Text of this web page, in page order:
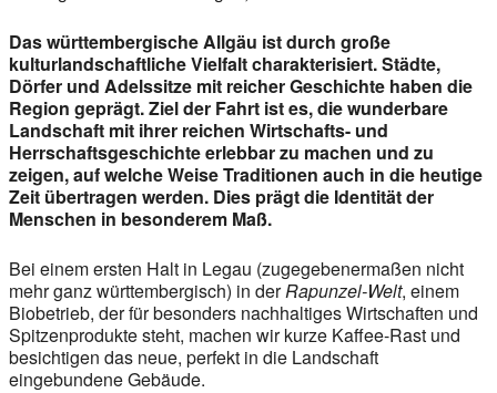
Das württembergische Allgäu ist durch große
kulturlandschaftliche Vielfalt charakterisiert. Städte,
Dörfer und Adelssitze mit reicher Geschichte haben die
Region geprägt. Ziel der Fahrt ist es, die wunderbare
Landschaft mit ihrer reichen Wirtschafts- und
Herrschaftsgeschichte erlebbar zu machen und zu
zeigen, auf welche Weise Traditionen auch in die heutige
Zeit übertragen werden. Dies prägt die Identität der
Menschen in besonderem Maß.
Bei einem ersten Halt in Legau (zugegebenermaßen nicht
mehr ganz württembergisch) in derRapunzel-Welt, einem
Biobetrieb, der für besonders nachhaltiges Wirtschaften und
Spitzenprodukte steht, machen wir kurze Kaffee-Rast und
besichtigen das neue, perfekt in die Landschaft
eingebundene Gebäude.